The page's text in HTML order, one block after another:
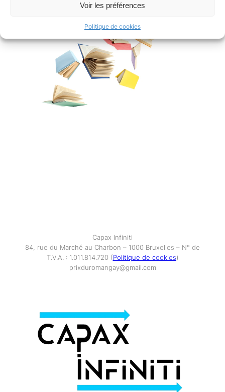
Voir les préférences
Politique de cookies
Capax Infiniti
84, rue du Marché au Charbon – 1000 Bruxelles – N° de
T.V.A. : 1.011.814.720 ( Politique de cookies)
prixduromangay@gmail.com